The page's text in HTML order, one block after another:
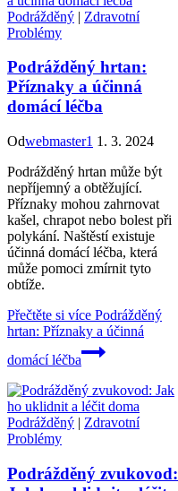
Podrážděný | Zdravotní
Problémy
Podrážděný hrtan:
Příznaky a účinná
domácí léčba
Odwebmaster1 1. 3. 2024
Podrážděný hrtan může být
nepříjemný a obtěžující.
Příznaky mohou zahrnovat
kašel, chrapot nebo bolest při
polykání. Naštěstí existuje
účinná domácí léčba, která
může pomoci zmírnit tyto
obtíže.
Přečtěte si více Podrážděný
hrtan: Příznaky a účinná
domácí léčba
Podrážděný | Zdravotní
Problémy
Podrážděný zvukovod: